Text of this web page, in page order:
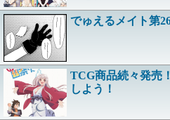
でゅえるメイト第
TCG商品続々発売
しよう！